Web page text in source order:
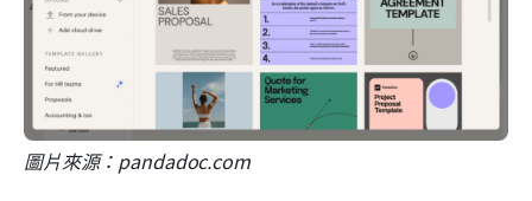
圖片來源：pandadoc.com